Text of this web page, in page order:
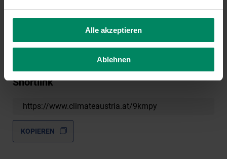
Alle akzeptieren
Ablehnen
Shortlink
https://www.climateaustria.at/9kmpy
KOPIEREN